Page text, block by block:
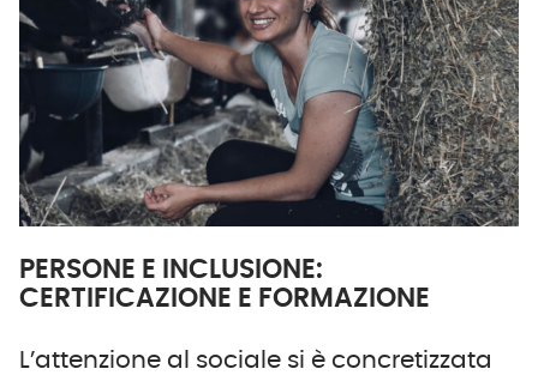
PERSONE E INCLUSIONE:
CERTIFICAZIONE E FORMAZIONE
L’attenzione al sociale si è concretizzata